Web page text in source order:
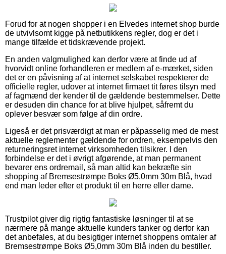
Forud for at nogen shopper i en Elvedes internet shop burde
de utvivlsomt kigge på netbutikkens regler, dog er det i
mange tilfælde et tidskrævende projekt.
En anden valgmulighed kan derfor være at finde ud af
hvorvidt online forhandleren er medlem af e-mærket, siden
det er en påvisning af at internet selskabet respekterer de
officielle regler, udover at internet firmaet tit føres tilsyn med
af fagmænd der kender til de gældende bestemmelser. Dette
er desuden din chance for at blive hjulpet, såfremt du
oplever besvær som følge af din ordre.
Ligeså er det prisværdigt at man er påpasselig med de mest
aktuelle reglementer gældende for ordren, eksempelvis den
returneringsret internet virksomheden tilsikrer. I den
forbindelse er det i øvrigt afgørende, at man permanent
bevarer ens ordremail, så man altid kan bekræfte sin
shopping af Bremsestrømpe Boks Ø5,0mm 30m Blå, hvad
end man leder efter et produkt til en herre eller dame.
Trustpilot giver dig rigtig fantastiske løsninger til at se
nærmere på mange aktuelle kunders tanker og derfor kan
det anbefales, at du besigtiger internet shoppens omtaler af
Bremsestrømpe Boks Ø5,0mm 30m Blå inden du bestiller.